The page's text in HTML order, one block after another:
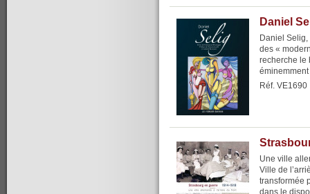
Daniel
Daniel Selig,
des «
recherche le
Réf. VE1690
Une ville
Ville de
transformée
dans le